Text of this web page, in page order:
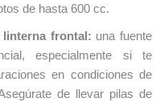
de hasta 600 cc.
linterna frontal: una fuente
especialmente si te
en condiciones de
de llevar pilas de